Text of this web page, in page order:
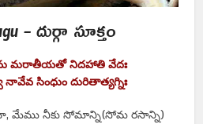
– దుర్గా సూక్తం
మరాతీయతో నిదహాతి వేదః
సింధుం దురితాత్యగ్నిః
మేము నీకు సోమాన్ని(సోమ రసాన్ని)